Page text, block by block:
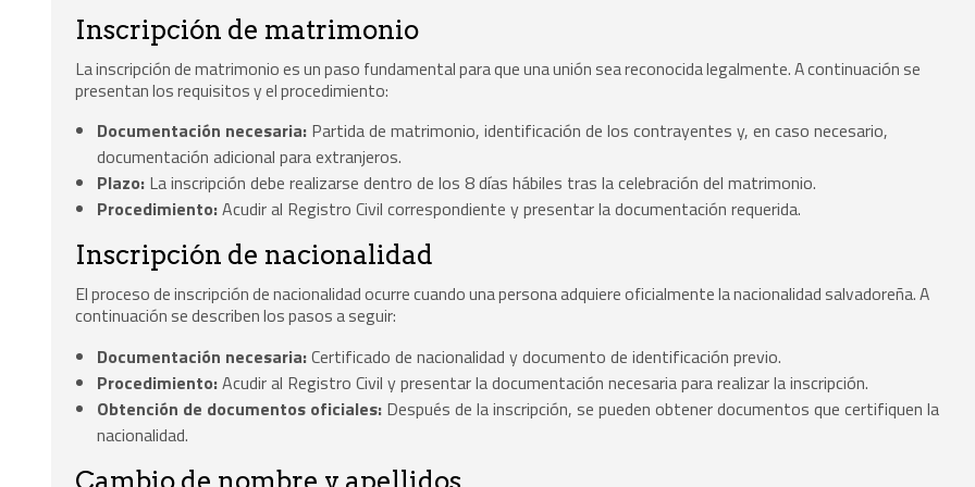
Inscripción de matrimonio
La inscripción de matrimonio es un paso fundamental para que una unión sea reconocida legalmente. A continuación se
presentan los requisitos y el procedimiento:
Documentación necesaria: Partida de matrimonio, identificación de los contrayentes y, en caso necesario,
documentación adicional para extranjeros.
Plazo: La inscripción debe realizarse dentro de los 8 días hábiles tras la celebración del matrimonio.
Procedimiento:Acudir al Registro Civil correspondiente y presentar la documentación requerida.
Inscripción de nacionalidad
El proceso de inscripción de nacionalidad ocurre cuando una persona adquiere oficialmente la nacionalidad salvadoreña. A
continuación se describen los pasos a seguir:
Documentación necesaria:Certificado de nacionalidad y documento de identificación previo.
Procedimiento:Acudir al Registro Civil y presentar la documentación necesaria para realizar la inscripción.
Obtención de documentos oficiales: Después de la inscripción, se pueden obtener documentos que certifiquen la
nacionalidad.